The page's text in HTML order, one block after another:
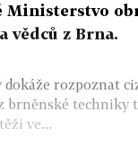
Ministerstvo
vědců z Brna.
rozpoznat
techniky
ve...